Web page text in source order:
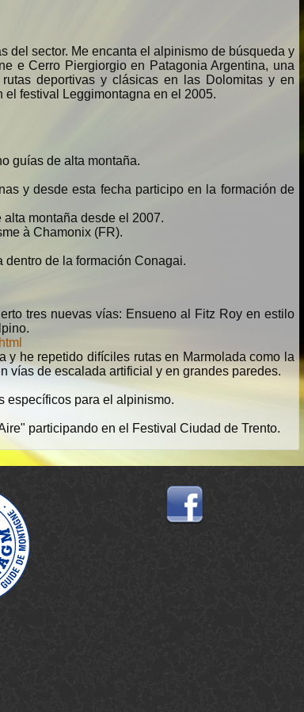
del sector. Me encanta el alpinismo de búsqueda y
e Cerro Piergiorgio en Patagonia Argentina, una
deportivas y clásicas en las Dolomitas y en
festival Leggimontagna en el 2005.
guías de alta montaña.
y desde esta fecha participo en la formación de
montaña desde el 2007.
à Chamonix (FR).
de la formación Conagai.
tres nuevas vías: Ensueno al Fitz Roy en estilo
y he repetido difíciles rutas en Marmolada como la
vías de escalada artificial y en grandes paredes.
específicos para el alpinismo.
participando en el Festival Ciudad de Trento.